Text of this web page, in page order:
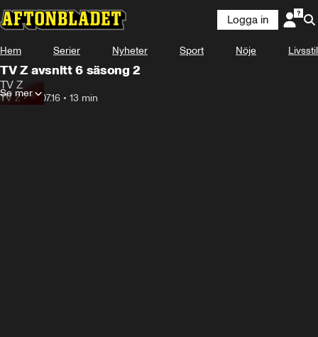
Logga in
Hem Serier Nyheter Sport Nöje Livsstil
TV Z avsnitt 6 säsong 2
TV Z
TV Z•18.07.16 • 13 min
Se mer